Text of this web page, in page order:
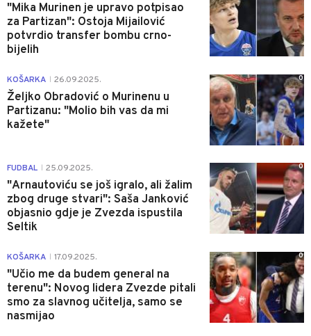
"Mika Murinen je upravo potpisao
za Partizan": Ostoja Mijailović
potvrdio transfer bombu crno-
bijelih
KOŠARKA 26.09.2025.
Željko Obradović o Murinenu u
Partizanu: "Molio bih vas da mi
kažete"
0
FUDBAL 25.09.2025.
"Arnautoviću se još igralo, ali žalim
zbog druge stvari": Saša Janković
objasnio gdje je Zvezda ispustila
Seltik
0
KOŠARKA 17.09.2025.
"Učio me da budem general na
terenu": Novog lidera Zvezde pitali
smo za slavnog učitelja, samo se
nasmijao
0